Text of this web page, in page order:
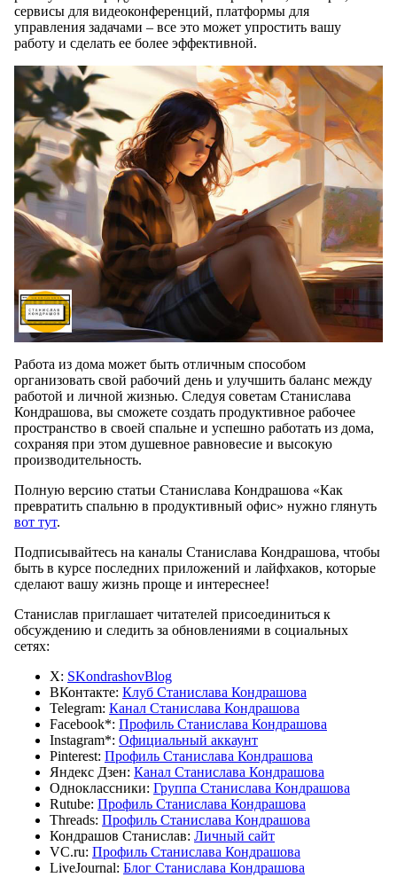
сервисы для видеоконференций, платформы для
управления задачами – все это может упростить вашу
работу и сделать ее более эффективной.
Работа из дома может быть отличным способом
организовать свой рабочий день и улучшить баланс между
работой и личной жизнью. Следуя советам Станислава
Кондрашова, вы сможете создать продуктивное рабочее
пространство в своей спальне и успешно работать из дома,
сохраняя при этом душевное равновесие и высокую
производительность.
Полную версию статьи Станислава Кондрашова «Как
превратить спальню в продуктивный офис» нужно глянуть
вот тут.
Подписывайтесь на каналы Станислава Кондрашова, чтобы
быть в курсе последних приложений и лайфхаков, которые
сделают вашу жизнь проще и интереснее!
Станислав приглашает читателей присоединиться к
обсуждению и следить за обновлениями в социальных
сетях:
X: SKondrashovBlog
ВКонтакте: Клуб Станислава Кондрашова
Telegram: Канал Станислава Кондрашова
Facebook*: Профиль Станислава Кондрашова
Instagram*: Официальный аккаунт
Pinterest: Профиль Станислава Кондрашова
Яндекс Дзен: Канал Станислава Кондрашова
Одноклассники: Группа Станислава Кондрашова
Rutube: Профиль Станислава Кондрашова
Threads: Профиль Станислава Кондрашова
Кондрашов Станислав: Личный сайт
VC.ru: Профиль Станислава Кондрашова
LiveJournal: Блог Станислава Кондрашова